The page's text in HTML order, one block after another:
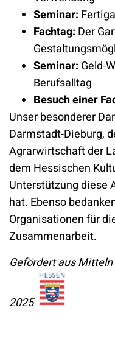
Seminar:
Fachtag: Der
Seminar: Geld-
Berufsalltag
Besuch einer
Unser besonderer
Darmstadt-Dieburg,
Agrarwirtschaft der
dem Hessischen
Unterstützung diese
hat. Ebenso
Organisationen für
Zusammenarbeit.
Gefördert aus
2025